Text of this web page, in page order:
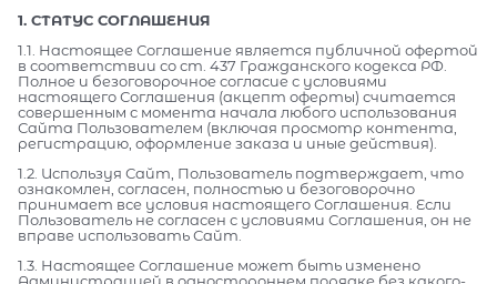
1. СТАТУС СОГЛАШЕНИЯ
1.1. Настоящее Соглашение является публичной офертой
в соответствии со ст. 437 Гражданского кодекса РФ.
Полное и безоговорочное согласие с условиями
настоящего Соглашения (акцепт оферты) считается
совершенным с момента начала любого использования
Сайта Пользователем (включая просмотр контента,
регистрацию, оформление заказа и иные действия).
1.2. Используя Сайт, Пользователь подтверждает, что
ознакомлен, согласен, полностью и безоговорочно
принимает все условия настоящего Соглашения. Если
Пользователь не согласен с условиями Соглашения, он не
вправе использовать Сайт.
1.3. Настоящее Соглашение может быть изменено
Администрацией в одностороннем порядке без какого-